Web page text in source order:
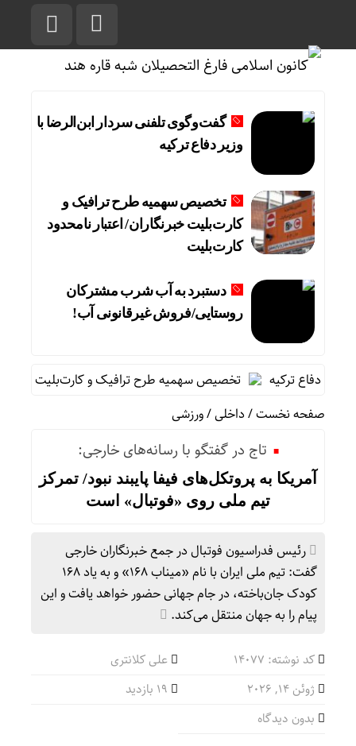
گفت‌وگوی تلفنی سردار ابن‌الرضا با
وزیر دفاع ترکیه
تخصیص سهمیه طرح ترافیک و
کارت‌بلیت خبرنگاران/ اعتبار نامحدود
کارت‌بلیت
دستبرد به آب شرب مشترکان
روستایی/فروش غیرقانونی آب!
دفاع ترکیه
تخصیص سهمیه طرح ترافیک و کارت‌بلیت
صفحه نخست/داخلی/ورزشی
تاج در گفتگو با رسانه‌های خارجی:
آمریکا به پروتکل‌های فیفا پایبند نبود/ تمرکز
تیم ملی روی «فوتبال» است
رئیس فدراسیون فوتبال در جمع خبرنگاران خارجی
گفت: تیم ملی ایران با نام «میناب ۱۶۸» و به یاد ۱۶۸
کودک جان‌باخته، در جام جهانی حضور خواهد یافت و این
پیام را به جهان منتقل می‌کند.
کد نوشته: 14077
علی کلانتری
ژوئن 14, 2026
بدون دیدگاه